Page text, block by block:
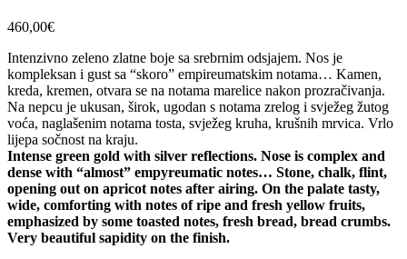
460,00€
Intenzivno zeleno zlatne boje sa srebrnim odsjajem. Nos je
kompleksan i gust sa “skoro” empireumatskim notama… Kamen,
kreda, kremen, otvara se na notama marelice nakon prozračivanja.
Na nepcu je ukusan, širok, ugodan s notama zrelog i svježeg žutog
voća, naglašenim notama tosta, svježeg kruha, krušnih mrvica. Vrlo
lijepa sočnost na kraju.
Intense green gold with silver reflections. Nose is complex and
dense with “almost” empyreumatic notes… Stone, chalk, flint,
opening out on apricot notes after airing. On the palate tasty,
wide, comforting with notes of ripe and fresh yellow fruits,
emphasized by some toasted notes, fresh bread, bread crumbs.
Very beautiful sapidity on the finish.